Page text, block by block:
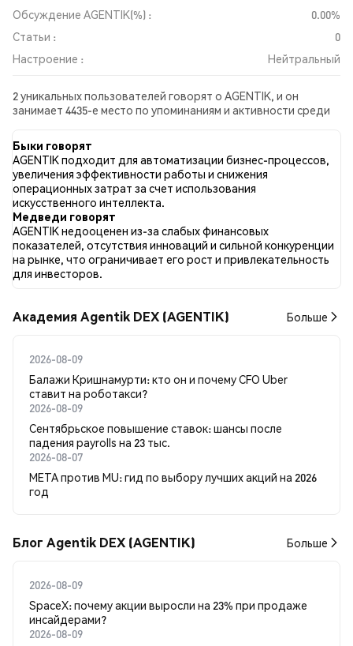
Обсуждение AGENTIK(%) :
0.00%
Статьи :
0
Настроение :
Нейтральный
2 уникальных пользователей говорят о AGENTIK, и он
занимает 4435-е место по упоминаниям и активности среди
отношении AGENTIK во всех социальных сетях было
Нейтральный. Всего было опубликовано 0 новостных статей
о AGENTIK. В Twitter NaN% твитов имели бычий настрой по
сравнению с NaN% твитов с медвежьим настроем по
AGENTIK. NaN% твитов были нейтральными по отношению к
AGENTIK. Эти данные основаны на 0 твитах.
Быки говорят
AGENTIK подходит для автоматизации бизнес-процессов,
увеличения эффективности работы и снижения
операционных затрат за счет использования
искусственного интеллекта.
Медведи говорят
AGENTIK недооценен из-за слабых финансовых
показателей, отсутствия инноваций и сильной конкуренции
на рынке, что ограничивает его рост и привлекательность
для инвесторов.
Академия Agentik DEX (AGENTIK) Больше
2026-08-09
Балажи Кришнамурти: кто он и почему CFO Uber
ставит на роботакси?
2026-08-09
Сентябрьское повышение ставок: шансы после
падения payrolls на 23 тыс.
2026-08-07
META против MU: гид по выбору лучших акций на 2026
год
Блог Agentik DEX (AGENTIK) Больше
2026-08-09
SpaceX: почему акции выросли на 23% при продаже
инсайдерами?
2026-08-09